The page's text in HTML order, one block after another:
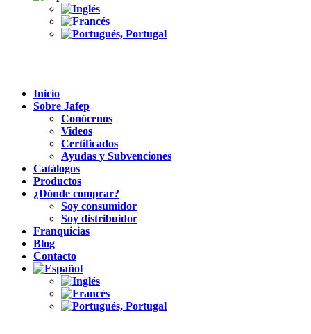
Inicio
Sobre Jafep
Conócenos
Videos
Certificados
Ayudas y Subvenciones
Catálogos
Productos
¿Dónde comprar?
Soy consumidor
Soy distribuidor
Franquicias
Blog
Contacto